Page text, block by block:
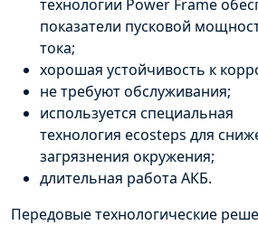
технологии Power Frame
показатели пусковой
тока;
хорошая устойчивость к
не требуют обслуживания;
используется специальная
технология ecosteps для
загрязнения окружения;
длительная работа АКБ.
Передовые технологические